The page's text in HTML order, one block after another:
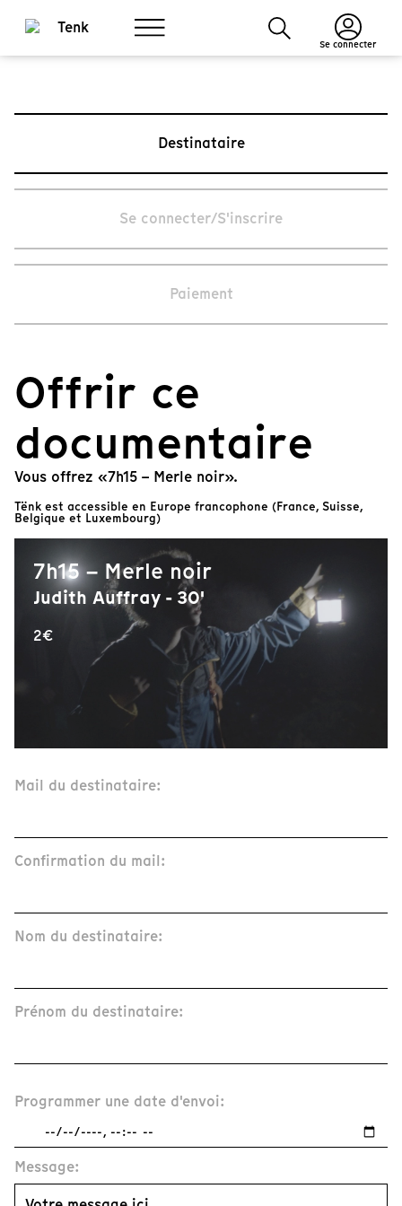
Se connecter
Destinataire
Se connecter/S'inscrire
Paiement
Offrir ce
documentaire
Vous offrez «7h15 – Merle noir».
Tënk est accessible en Europe francophone (France, Suisse,
Belgique et Luxembourg)
7h15 – Merle noir
Judith Auffray - 30'
2€
Mail du destinataire:
Confirmation du mail:
Nom du destinataire:
Prénom du destinataire:
Programmer une date d'envoi:
Message: